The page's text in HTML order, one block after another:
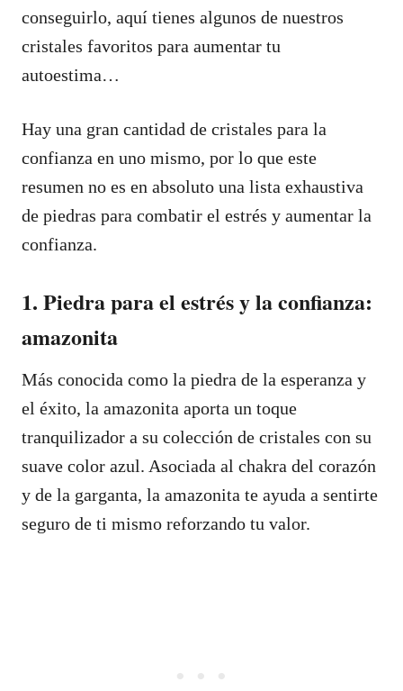
conseguirlo, aquí tienes algunos de nuestros
cristales favoritos para aumentar tu
autoestima…
Hay una gran cantidad de cristales para la
confianza en uno mismo, por lo que este
resumen no es en absoluto una lista exhaustiva
de piedras para combatir el estrés y aumentar la
confianza.
1. Piedra para el estrés y la confianza:
amazonita
Más conocida como la piedra de la esperanza y
el éxito, la amazonita aporta un toque
tranquilizador a su colección de cristales con su
suave color azul. Asociada al chakra del corazón
y de la garganta, la amazonita te ayuda a sentirte
seguro de ti mismo reforzando tu valor.